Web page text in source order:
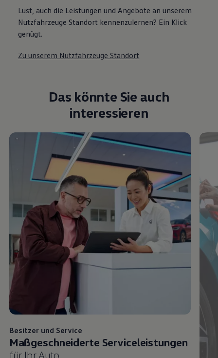
Lust, auch die Leistungen und Angebote an unserem
Nutzfahrzeuge Standort kennenzulernen? Ein Klick
genügt.
Zu unserem Nutzfahrzeuge Standort
Das könnte Sie auch
interessieren
Besitzer und Service
Maßgeschneiderte Serviceleistungen
für Ihr Auto